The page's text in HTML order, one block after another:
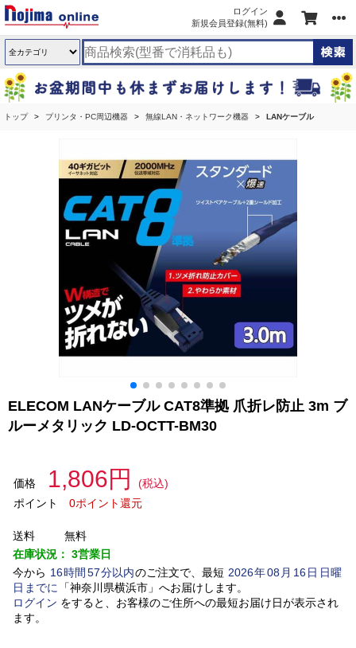
ログイン
新規会員登録(無料)
トップ プリンタ・PC周辺機器 無線LAN・ネットワーク機器 LANケーブル
ELECOM LANケーブル CAT8準拠 爪折レ防止 3m ブ
ルーメタリック LD-OCTT-BM30
価格 1,806円
(税込)
ポイント
0ポイント還元
送料
無料
在庫状況： 3営業日
今から 16時間 57分以内のご注文で、最短 2026年08 月 16日日曜
日 までに 「神奈川県横浜市」 へお届けします。
ログイン をすると、お客様のご住所への最短お届け日が表示され
ます。